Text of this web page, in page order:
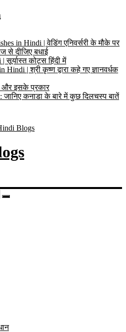
in Hindi | वेडिंग एनिवर्सरी के मौके पर
से दीजिए बधाई
सूर्यास्त कोट्स हिंदी में
Hindi | श्री कृष्ण द्वारा कहे गए ज्ञानवर्धक
और इसके प्रकार
जानिए कनाडा के बारे में कुछ दिलचस्प बातें